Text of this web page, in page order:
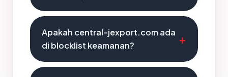
Apakah central-jexport.com ada
di blocklist keamanan?